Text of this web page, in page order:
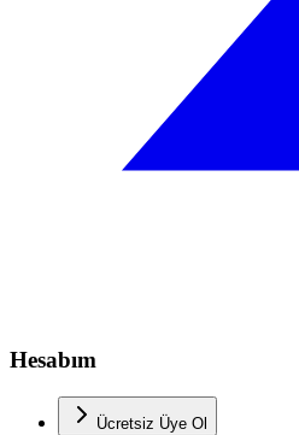
Hesabım
Ücretsiz Üye Ol